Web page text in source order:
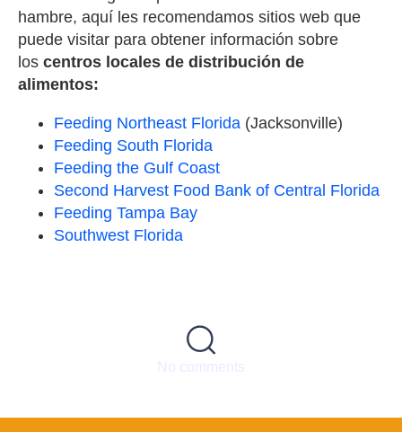
hambre, aquí les recomendamos sitios web que
puede visitar para obtener información sobre
los centros locales de distribución de
alimentos:
Feeding Northeast Florida (Jacksonville)
Feeding South Florida
Feeding the Gulf Coast
Second Harvest Food Bank of Central Florida
Feeding Tampa Bay
Southwest Florida
No comments